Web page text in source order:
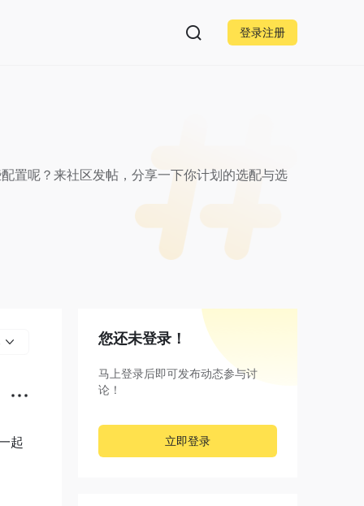
登录注册
置呢？来社区发帖，分享一下你计划的选配与选
起
您还未登录！
马上登录后即可发布动态参与讨
论！
立即登录